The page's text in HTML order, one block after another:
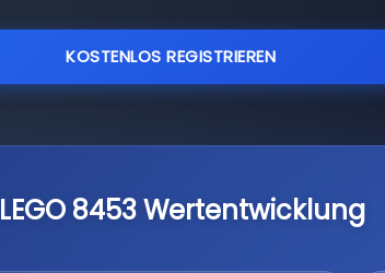
KOSTENLOS REGISTRIEREN
LEGO 8453 Wertentwicklung